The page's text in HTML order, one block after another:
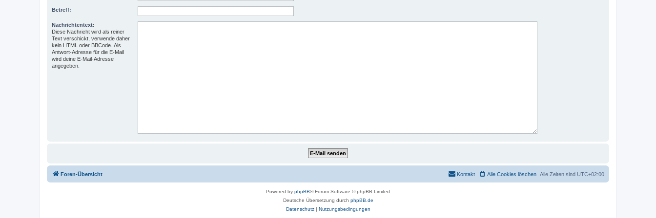
Betreff:
Nachrichtentext:
Diese Nachricht wird als reiner
Text verschickt, verwende daher
kein HTML oder BBCode. Als
Antwort-Adresse für die E-Mail
wird deine E-Mail-Adresse
angegeben.
Foren-Übersicht Alle Zeiten sind UTC+02:00
Alle Cookies löschen
Kontakt
Powered by phpBB® Forum Software © phpBB Limited
Deutsche Übersetzung durch phpBB.de
Datenschutz| Nutzungsbedingungen